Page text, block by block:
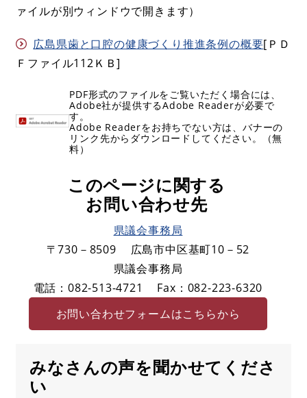
ァイルが別ウィンドウで開きます）
広島県歯と口腔の健康づくり推進条例の概要[ＰＤ
Ｆファイル112ＫＢ]
PDF形式のファイルをご覧いただく場合には、
Adobe社が提供するAdobe Readerが必要で
す。
Adobe Readerをお持ちでない方は、バナーの
リンク先からダウンロードしてください。（無
料）
このページに関する
お問い合わせ先
県議会事務局
〒730－8509
広島市中区基町10－52
県議会事務局
電話：082-513-4721
Fax：082-223-6320
お問い合わせフォームはこちらから
みなさんの声を聞かせてくださ
い